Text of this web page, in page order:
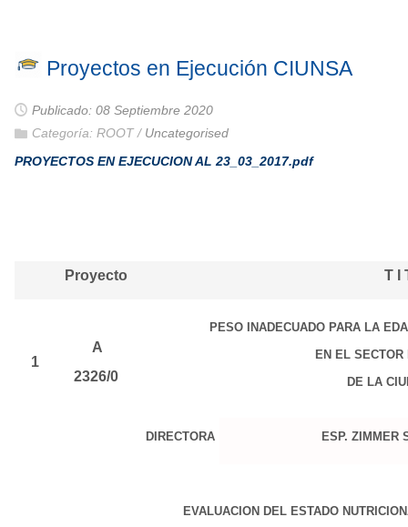
Proyectos en Ejecución CIUNSA
Publicado: 08 Septiembre 2020
Categoría: ROOT/ Uncategorised
PROYECTOS EN EJECUCION AL 23_03_2017.pdf
Proyecto T I
1
A
2326/0
PESO INADECUADO PARA LA
EN EL
DE LA
DIRECTORA ESP. ZIMMER
EVALUACION DEL ESTADO